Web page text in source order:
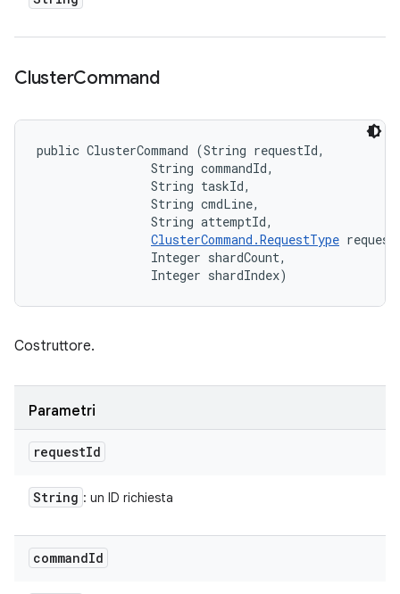
ClusterCommand
public ClusterCommand (String requestId,
                String commandId,
                String taskId,
                String cmdLine,
                String attemptId,
ClusterCommand.RequestType
                Integer shardCount,
                Integer shardIndex)
Costruttore.
Parametri
requestId
String : un ID richiesta
commandId